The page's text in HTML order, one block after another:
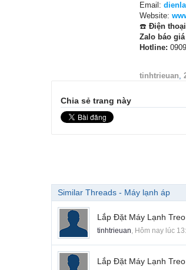
Email:
Website:
☎️ Điện
Zalo báo giá
Hotline:
tinhtrieuan,
Chia sẻ trang này
Similar Threads - Máy lạnh áp
Lắp Đặt Máy Lạnh
tinhtrieuan, Hôm nay lúc
Lắp Đặt Máy Lạnh